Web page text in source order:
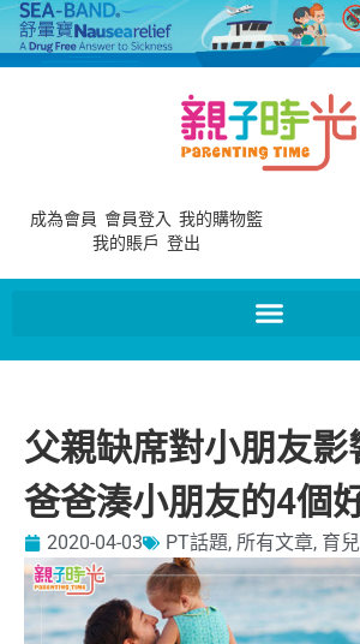
成為會員 會員登入 我的購物籃
我的賬戶 登出
父親缺席對小朋友影
爸爸湊小朋友的4個
2020-04-03 PT話題, 所有文章, 育